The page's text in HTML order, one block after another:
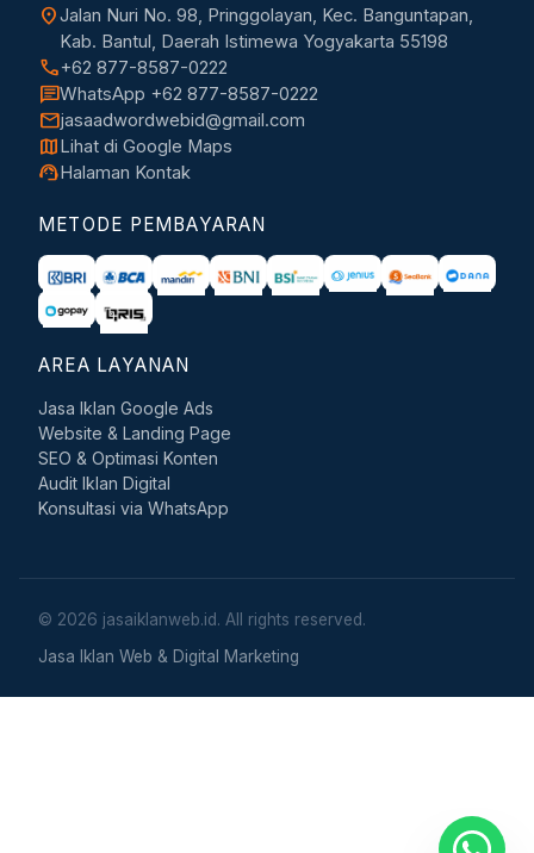
location_onJalan Nuri No. 98, Pringgolayan, Kec. Banguntapan,
Kab. Bantul, Daerah Istimewa Yogyakarta 55198
call+62 877-8587-0222
chatWhatsApp +62 877-8587-0222
mailjasaadwordwebid@gmail.com
mapLihat di Google Maps
support_agentHalaman Kontak
METODE PEMBAYARAN
AREA LAYANAN
Jasa Iklan Google Ads
Website & Landing Page
SEO & Optimasi Konten
Audit Iklan Digital
Konsultasi via WhatsApp
© 2026 jasaiklanweb.id. All rights reserved.
Jasa Iklan Web & Digital Marketing